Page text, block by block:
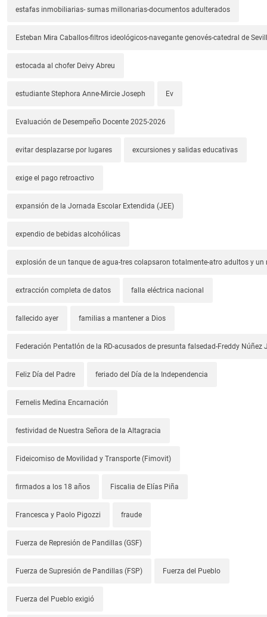
estafas inmobiliarias- sumas millonarias-documentos adulterados
Esteban Mira Caballos-filtros ideológicos-navegante genovés-catedral de
estocada al chofer Deivy Abreu
estudiante Stephora Anne-Mircie Joseph Ev
Evaluación de Desempeño Docente 2025-2026
evitar desplazarse por lugares excursiones y salidas educativas
exige el pago retroactivo
expansión de la Jornada Escolar Extendida (JEE)
expendio de bebidas alcohólicas
explosión de un tanque de agua-tres colapsaron totalmente-atro adultos y un
extracción completa de datos falla eléctrica nacional
fallecido ayer familias a mantener a Dios
Federación Pentatlón de la RD-acusados de presunta falsedad-Freddy Núñez
Feliz Día del Padre feriado del Día de la Independencia
Fernelis Medina Encarnación
festividad de Nuestra Señora de la Altagracia
Fideicomiso de Movilidad y Transporte (Fimovit)
firmados a los 18 años Fiscalia de Elías Piña
Francesca y Paolo Pigozzi fraude
Fuerza de Represión de Pandillas (GSF)
Fuerza de Supresión de Pandillas (FSP) Fuerza del Pueblo
Fuerza del Pueblo exigió